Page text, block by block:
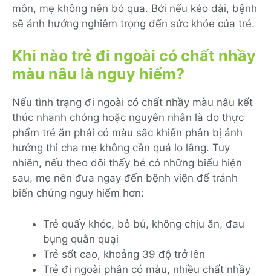
môn, mẹ không nên bỏ qua. Bởi nếu kéo dài, bệnh
sẽ ảnh hưởng nghiêm trọng đến sức khỏe của trẻ.
Khi nào trẻ đi ngoài có chất nhầy
màu nâu là nguy hiểm?
Nếu tình trạng đi ngoài có chất nhầy màu nâu kết
thúc nhanh chóng hoặc nguyên nhân là do thực
phẩm trẻ ăn phải có màu sắc khiến phân bị ảnh
hưởng thì cha mẹ không cần quá lo lắng. Tuy
nhiên, nếu theo dõi thấy bé có những biểu hiện
sau, mẹ nên đưa ngay đến bệnh viện để tránh
biến chứng nguy hiểm hơn:
Trẻ quấy khóc, bỏ bú, không chịu ăn, đau
bụng quằn quại
Trẻ sốt cao, khoảng 39 độ trở lên
Trẻ đi ngoài phân có màu, nhiều chất nhầy